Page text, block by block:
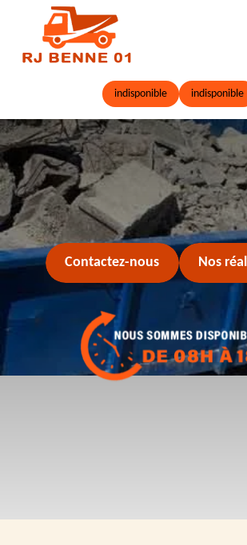
indisponible indisponible
Contactez-nous Nos